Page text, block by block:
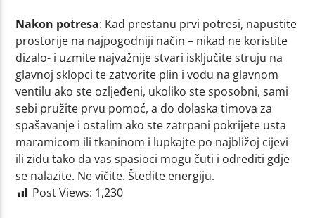
Nakon potresa: Kad prestanu prvi potresi, napustite
prostorije na najpogodniji način – nikad ne koristite
dizalo- i uzmite najvažnije stvari isključite struju na
glavnoj sklopci te zatvorite plin i vodu na glavnom
ventilu ako ste ozljeđeni, ukoliko ste sposobni, sami
sebi pružite prvu pomoć, a do dolaska timova za
spašavanje i ostalim ako ste zatrpani pokrijete usta
maramicom ili tkaninom i lupkajte po najbližoj cijevi
ili zidu tako da vas spasioci mogu čuti i odrediti gdje
se nalazite. Ne vičite. Štedite energiju.
Post Views: 1,230